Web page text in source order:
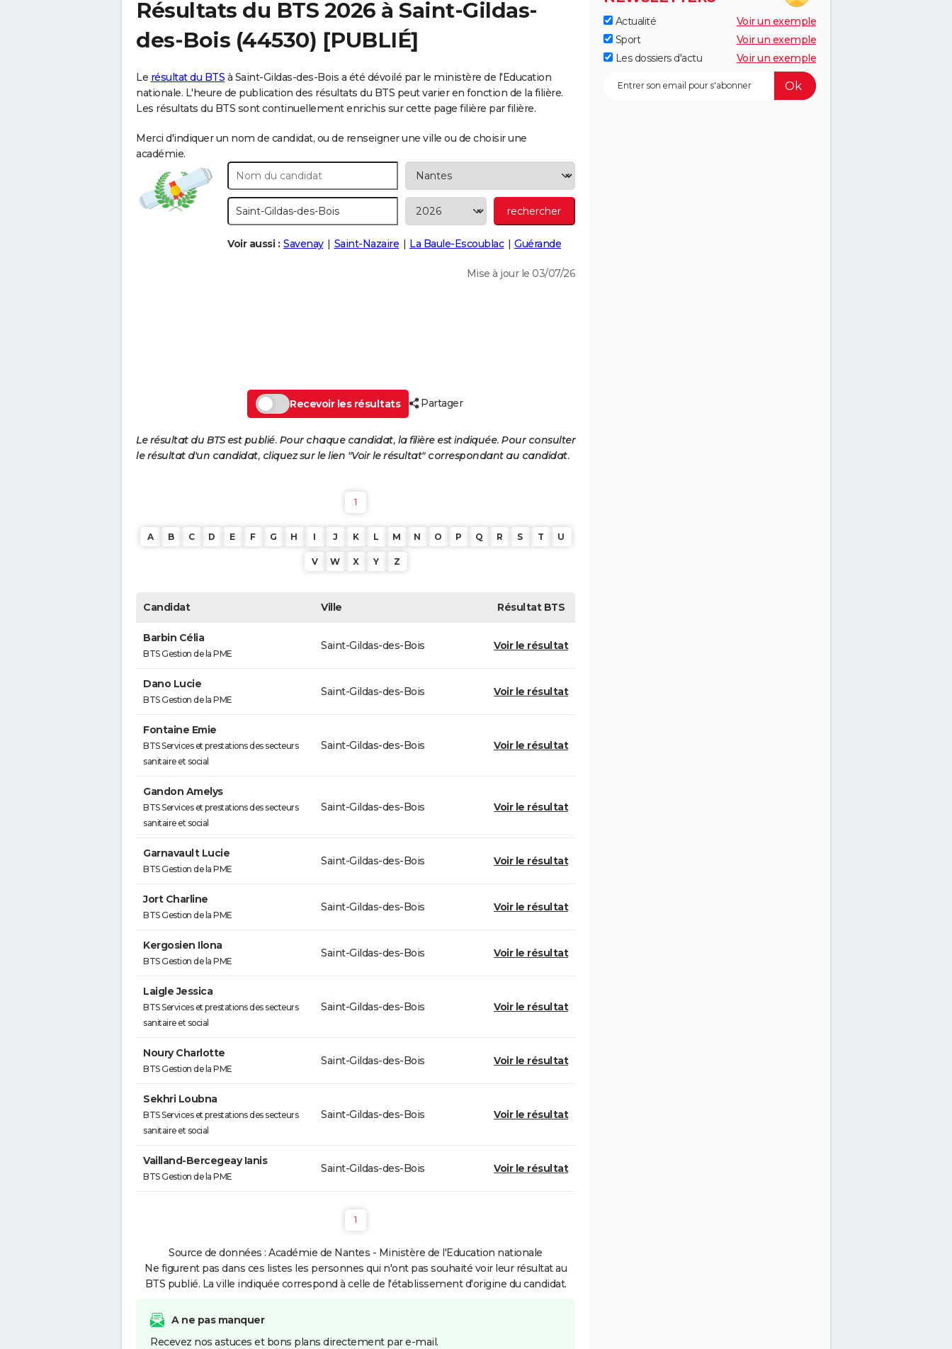
Résultats du BTS 2026 à Saint-Gildas-
des-Bois (44530) [PUBLIÉ]
Le résultat du BTS à Saint-Gildas-des-Bois a été dévoilé par le ministère de l'Education
nationale. L'heure de publication des résultats du BTS peut varier en fonction de la filière.
Les résultats du BTS sont continuellement enrichis sur cette page filière par filière.
Merci d'indiquer un nom de candidat, ou de renseigner une ville ou de choisir une
académie.
Voir aussi : Savenay Saint-Nazaire La Baule-Escoublac Guérande
Mise à jour le 03/07/26
Recevoir les résultats Partager
Le résultat du BTS est publié. Pour chaque candidat, la filière est indiquée. Pour consulter
le résultat d'un candidat, cliquez sur le lien "Voir le résultat" correspondant au candidat.
1
A B C D E F G H I J K L M N O P Q R S T U
V W X Y Z
Candidat Ville RésultatBTS
Barbin Célia
BTS Gestion de la PME
Saint-Gildas-des-Bois Voir le résultat
Dano Lucie
BTS Gestion de la PME
Saint-Gildas-des-Bois Voir le résultat
Fontaine Emie
BTS Services et prestations des secteurs
sanitaire et social
Saint-Gildas-des-Bois Voir le résultat
Gandon Amelys
BTS Services et prestations des secteurs
sanitaire et social
Saint-Gildas-des-Bois Voir le résultat
Garnavault Lucie
BTS Gestion de la PME
Saint-Gildas-des-Bois Voir le résultat
Jort Charline
BTS Gestion de la PME
Saint-Gildas-des-Bois Voir le résultat
Kergosien Ilona
BTS Gestion de la PME
Saint-Gildas-des-Bois Voir le résultat
Laigle Jessica
BTS Services et prestations des secteurs
sanitaire et social
Saint-Gildas-des-Bois Voir le résultat
Noury Charlotte
BTS Gestion de la PME
Saint-Gildas-des-Bois Voir le résultat
Sekhri Loubna
BTS Services et prestations des secteurs
sanitaire et social
Saint-Gildas-des-Bois Voir le résultat
Vailland-Bercegeay Ianis
BTS Gestion de la PME
Saint-Gildas-des-Bois Voir le résultat
1
Source de données : Académie de Nantes - Ministère de l'Education nationale
Ne figurent pas dans ces listes les personnes qui n'ont pas souhaité voir leur résultat au
BTS publié. La ville indiquée correspond à celle de l'établissement d'origine du candidat.
A ne pas manquer
Recevez nos astuces et bons plans directement par e-mail.
Actualité
Voir un exemple
Sport
Voir un exemple
Les dossiers d'actu
Voir un exemple